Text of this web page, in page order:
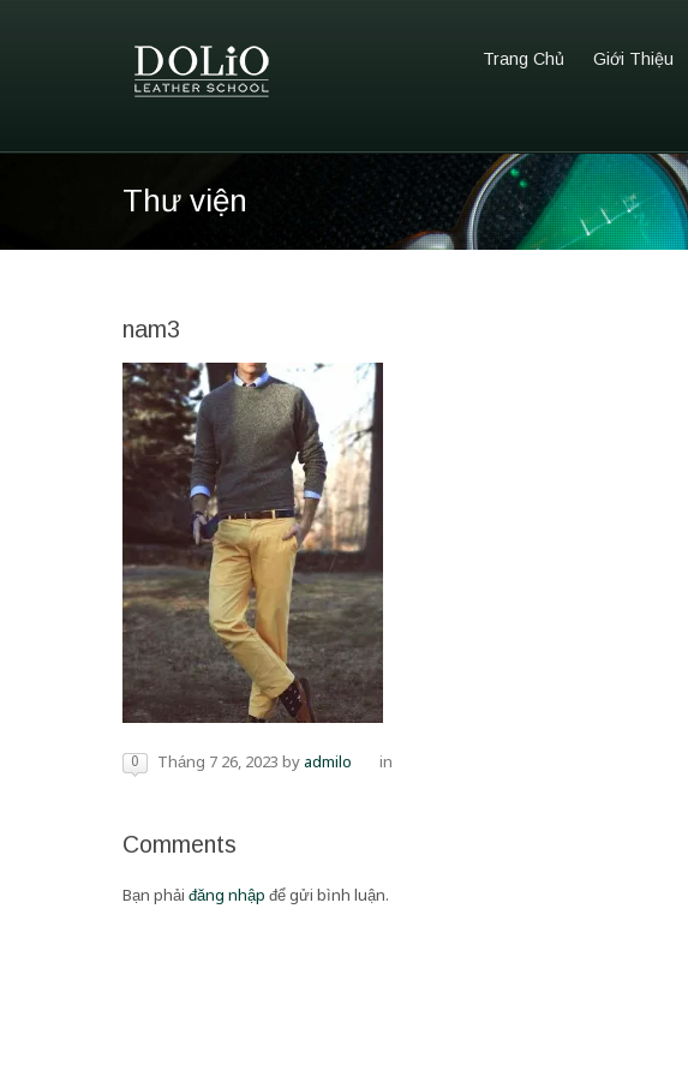
Trang Chủ Giới Thiệu
Thư viện
nam3
0 Tháng 7 26, 2023 byadmilo in
Comments
Bạn phải đăng nhập để gửi bình luận.